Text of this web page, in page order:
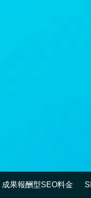
成果報酬型SEO料金